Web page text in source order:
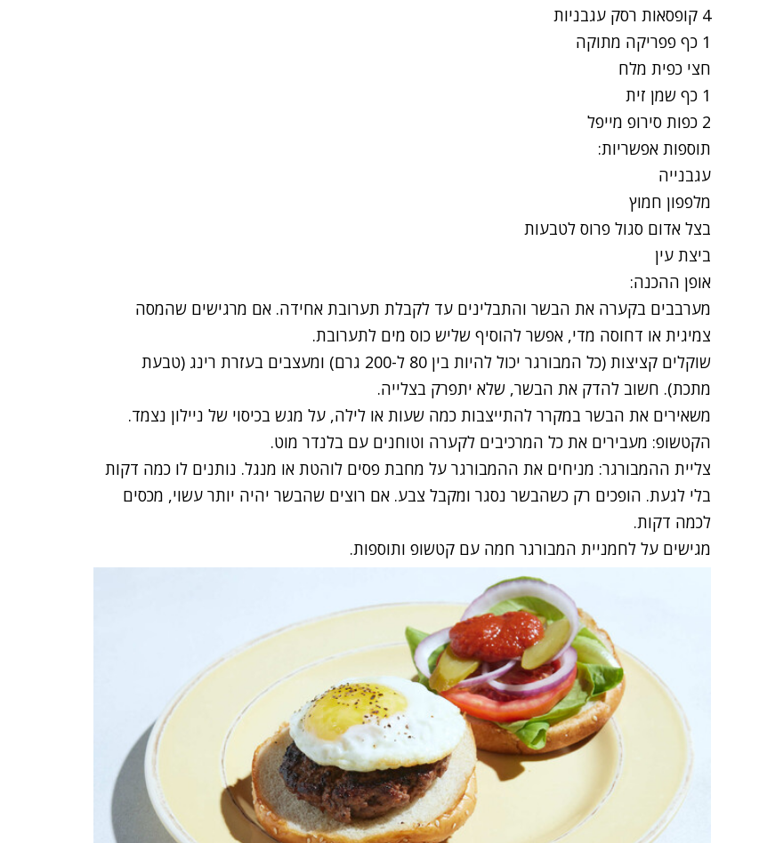
4 קופסאות רסק עגבניות
1 כף פפריקה מתוקה
חצי כפית מלח
1 כף שמן זית
2 כפות סירופ מייפל
תוספות אפשריות:
עגבנייה
מלפפון חמוץ
בצל אדום סגול פרוס לטבעות
ביצת עין
אופן ההכנה:
מערבבים בקערה את הבשר והתבלינים עד לקבלת תערובת אחידה. אם מרגישים שהמסה
צמיגית או דחוסה מדי, אפשר להוסיף שליש כוס מים לתערובת.
שוקלים קציצות (כל המבורגר יכול להיות בין 80 ל-200 גרם) ומעצבים בעזרת רינג (טבעת
מתכת). חשוב להדק את הבשר, שלא יתפרק בצלייה.
משאירים את הבשר במקרר להתייצבות כמה שעות או לילה, על מגש בכיסוי של ניילון נצמד.
הקטשופ: מעבירים את כל המרכיבים לקערה וטוחנים עם בלנדר מוט.
צליית ההמבורגר: מניחים את ההמבורגר על מחבת פסים לוהטת או מנגל. נותנים לו כמה דקות
בלי לגעת. הופכים רק כשהבשר נסגר ומקבל צבע. אם רוצים שהבשר יהיה יותר עשוי, מכסים
לכמה דקות.
מגישים על לחמניית המבורגר חמה עם קטשופ ותוספות.